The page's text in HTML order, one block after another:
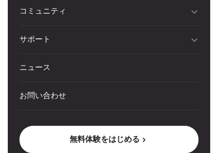
コミュニティ
サポート
ニュース
お問い合わせ
無料体験をはじめる